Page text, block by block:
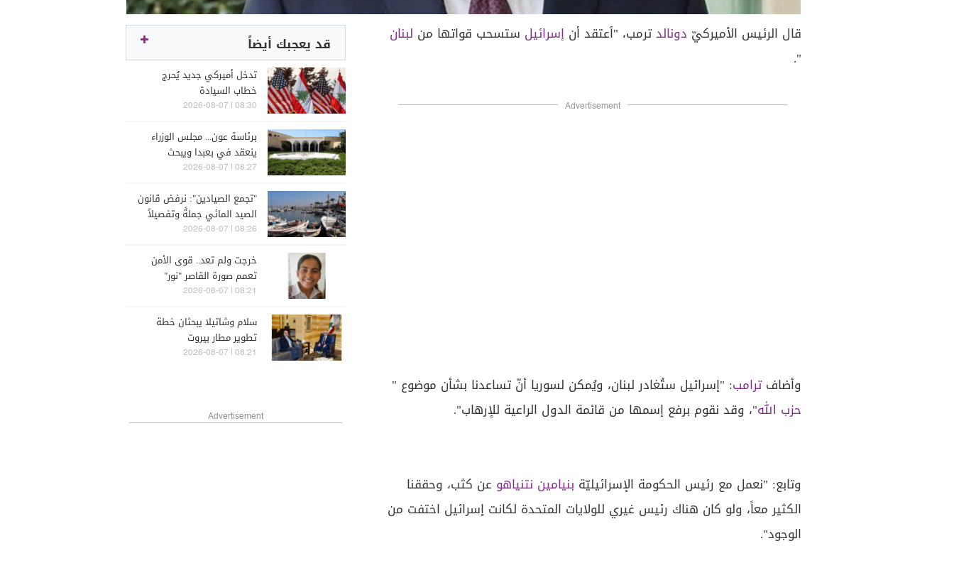
قال الرئيس الأميركيّ دونالدترمب، "أعتقد أن إسرائيل ستسحب قواتها من لبنان
".
Advertisement
وأضاف ترامب: "إسرائيل ستُغادر لبنان، ويُمكن لسوريا أنّ تساعدنا بشأن موضوع "
حزب الله"، وقد نقوم برفع إسمها من قائمة الدول الراعية للإرهاب".
وتابع: "نعمل مع رئيس الحكومة الإسرائيليّة بنيامين نتنياهو عن كثب، وحققنا
الكثير معاً، ولو كان هناك رئيس غيري للولايات المتحدة لكانت إسرائيل اختفت من
الوجود".
قد يعجبك أيضاً
تدخل أميركي جديد يُحرج
خطاب السيادة
08:30 | 2026-08-07
برئاسة عون... مجلس الوزراء
ينعقد في بعبدا ويبحث
المستجدات
08:27 | 2026-08-07
"تجمع الصيادين": نرفض قانون
الصيد المائي جملةً وتفصيلاً
08:26 | 2026-08-07
خرجت ولم تعد.. قوى الأمن
تعمم صورة القاصر "نور"
08:21 | 2026-08-07
سلام وشاتيلا يبحثان خطة
تطوير مطار بيروت
08:21 | 2026-08-07
Advertisement